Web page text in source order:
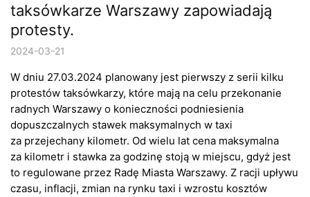
taksówkarze Warszawy zapowiadają
protesty.
2024-03-21
W dniu 27.03.2024 planowany jest pierwszy z serii kilku
protestów taksówkarzy, które mają na celu przekonanie
radnych Warszawy o konieczności podniesienia
dopuszczalnych stawek maksymalnych w taxi
za przejechany kilometr. Od wielu lat cena maksymalna
za kilometr i stawka za godzinę stoją w miejscu, gdyż jest
to regulowane przez Radę Miasta Warszawy. Z racji upływu
czasu, inflacji, zmian na rynku taxi i wzrostu kosztów